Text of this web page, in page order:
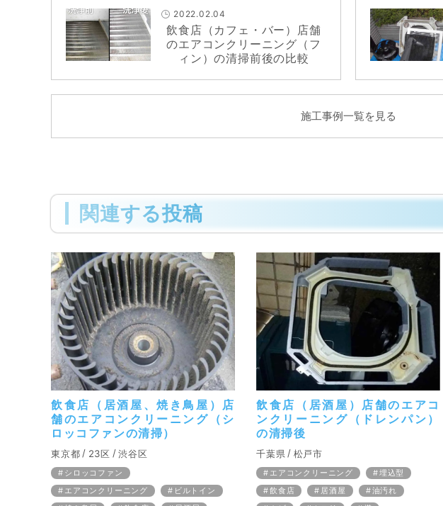
2022.02.04
飲食店（カフェ・バー）店舗
のエアコンクリーニング（フ
ィン）の清掃前後の比較
施工事例一覧を見る
関連する投稿
飲食店（居酒屋、焼き鳥屋）店
舗のエアコンクリーニング（シ
ロッコファンの清掃）
東京都 23区 渋谷区
シロッコファン
エアコンクリーニング
ビルトイン
飲食店（居酒屋）店舗のエアコ
ンクリーニング（ドレンパン）
の清掃後
千葉県 松戸市
エアコンクリーニング
埋込型
飲食店
居酒屋
油汚れ